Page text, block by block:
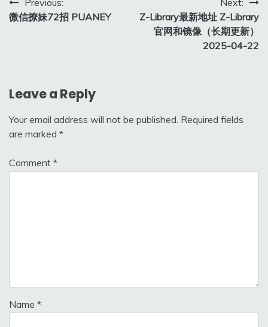
Post
navigation
Previous:
微信撩妹72招 PUANEY
Next:
Z-Library最新地址 Z-Library
官网和镜像（长期更新）
2025-04-22
Leave a Reply
Your email address will not be published. Required fields
are marked *
Comment *
Name *